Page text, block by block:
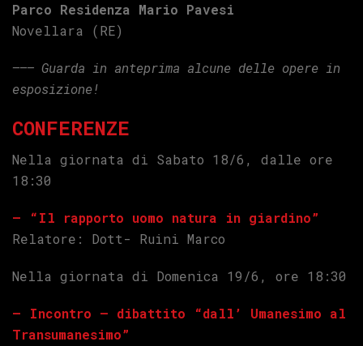
Parco Residenza Mario Pavesi
Novellara (RE)
——– Guarda in anteprima alcune delle opere in
esposizione!
CONFERENZE
Nella giornata di Sabato 18/6, dalle ore
18:30
– “Il rapporto uomo natura in giardino”
Relatore: Dott- Ruini Marco
Nella giornata di Domenica 19/6, ore 18:30
– Incontro – dibattito “dall’ Umanesimo al
Transumanesimo”